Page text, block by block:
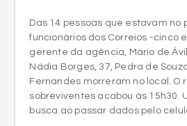
Das 14 pessoas que estavam no
funcionários dos Correios -cinco
gerente da agência, Mário de
Nádia Borges, 37, Pedra de
Fernandes morreram no local. O
sobreviventes acabou às 15h30.
busca ao passar dados pelo